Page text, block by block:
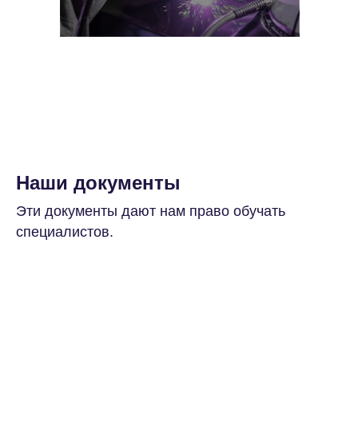
Наши документы
Эти документы дают нам право обучать
специалистов.